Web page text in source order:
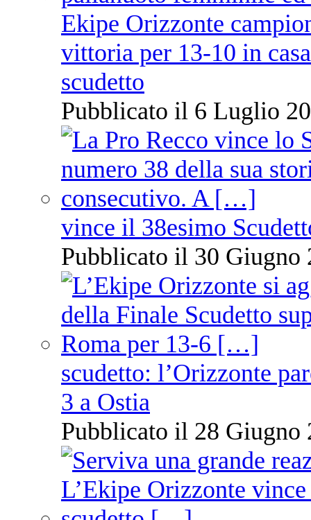
Ekipe Orizzonte
vittoria per 13-10 in
scudetto
Pubblicato il 6 Luglio
vince il 38esimo
Pubblicato il 30 Giugno
scudetto: l’Orizzonte
3 a Ostia
Pubblicato il 28 Giugno